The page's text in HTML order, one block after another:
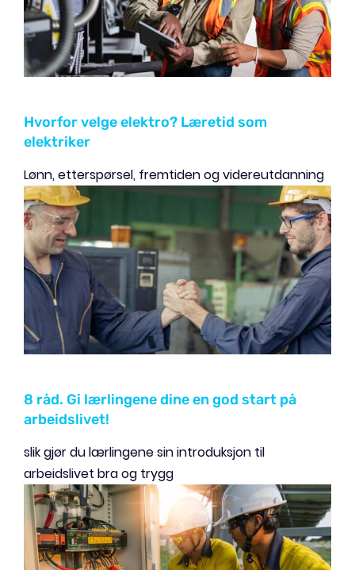
Hvorfor velge elektro? Læretid som
elektriker
Lønn, etterspørsel, fremtiden og videreutdanning
8 råd. Gi lærlingene dine en god start på
arbeidslivet!
slik gjør du lærlingene sin introduksjon til
arbeidslivet bra og trygg